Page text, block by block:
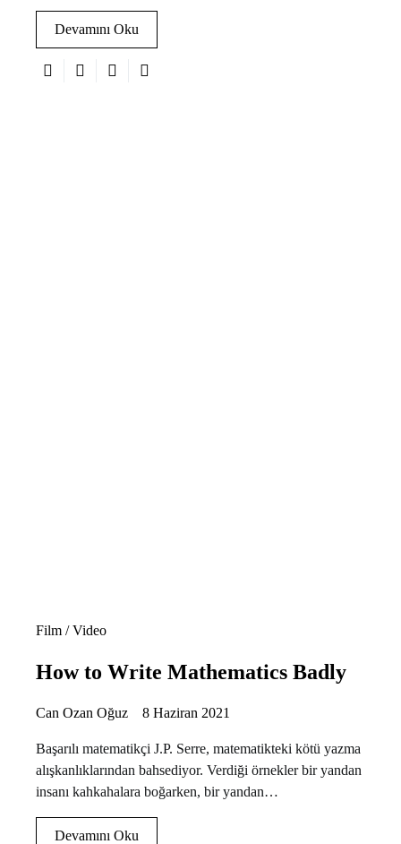
Devamını Oku
Film / Video
How to Write Mathematics Badly
Can Ozan Oğuz 8 Haziran 2021
Başarılı matematikçi J.P. Serre, matematikteki kötü yazma
alışkanlıklarından bahsediyor. Verdiği örnekler bir yandan
insanı kahkahalara boğarken, bir yandan…
Devamını Oku